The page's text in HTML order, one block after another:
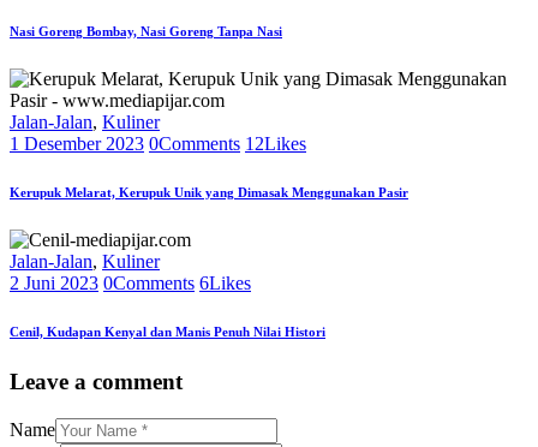
Nasi Goreng Bombay, Nasi Goreng Tanpa Nasi
Jalan-Jalan, Kuliner
1 Desember 2023 0Comments 12Likes
Kerupuk Melarat, Kerupuk Unik yang Dimasak Menggunakan Pasir
Jalan-Jalan, Kuliner
2 Juni 2023 0Comments 6Likes
Cenil, Kudapan Kenyal dan Manis Penuh Nilai Histori
Leave a comment
Name